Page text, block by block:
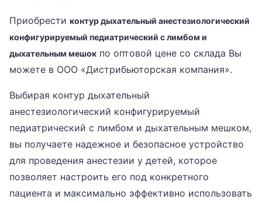
Приобрести контур дыхательный анестезиологический
конфигурируемый педиатрический с лимбом и
дыхательным мешок по оптовой цене со склада Вы
можете в ООО «Дистрибьюторская компания».
Выбирая контур дыхательный
анестезиологический конфигурируемый
педиатрический с лимбом и дыхательным мешком,
вы получаете надежное и безопасное устройство
для проведения анестезии у детей, которое
позволяет настроить его под конкретного
пациента и максимально эффективно использовать